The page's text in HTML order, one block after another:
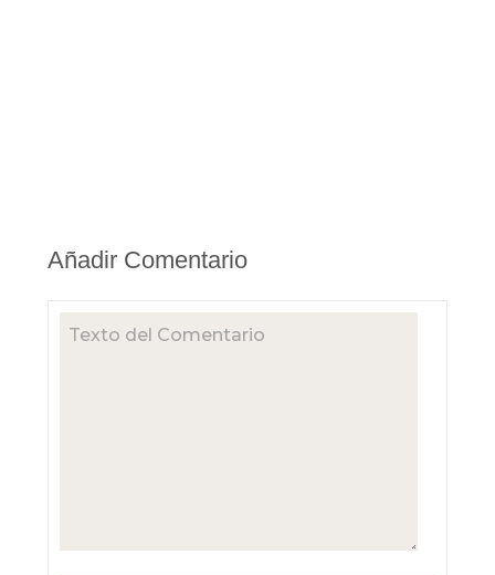
Añadir Comentario